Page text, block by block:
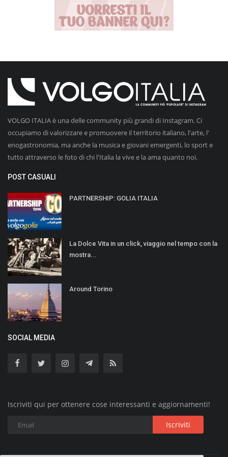
VOLGO ITALIA è una delle community più grandi di Instagram. Ci
occupiamo di valorizzare e promuovere il territorio italiano, l'arte, l'
enogastronomia, ma anche la musica e giovani emergenti, lo sport e
tutto attraverso le foto di chi l'Italia la vive e la ama quanto noi.
POST CASUALI
PARTNERSHIP: GOLIA ITALIA
La Dolce Vita in un click, viaggio nel tempo con la
mostra...
Around Torino
SOCIAL MEDIA
Iscriviti qui per ottenere cose interessanti e aggiornamenti!
Iscriviti